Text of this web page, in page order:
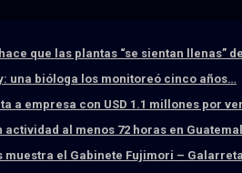
que las plantas “se sientan llenas”
una bióloga los monitoreó cinco años…
a empresa con USD 1.1 millones por
actividad al menos 72 horas en
muestra el Gabinete Fujimori –